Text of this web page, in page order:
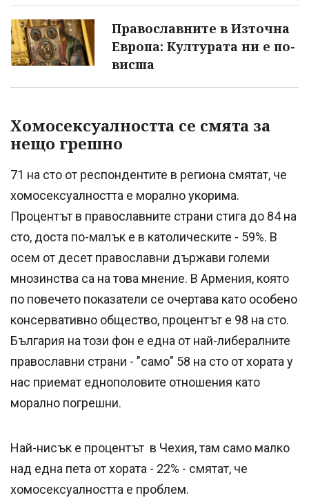
Православните в Източна
Европа: Културата ни е по-
висша
Хомосексуалността се смята за
нещо грешно
71 на сто от респондентите в региона смятат, че
хомосексуалността е морално укорима.
Процентът в православните страни стига до 84 на
сто, доста по-малък е в католическите - 59%. В
осем от десет православни държави големи
мнозинства са на това мнение. В Армения, която
по повечето показатели се очертава като особено
консервативно общество, процентът е 98 на сто.
България на този фон е една от най-либералните
православни страни - "само" 58 на сто от хората у
нас приемат еднополовите отношения като
морално погрешни.
Най-нисък е процентът в Чехия, там само малко
над една пета от хората - 22% - смятат, че
хомосексуалността е проблем.